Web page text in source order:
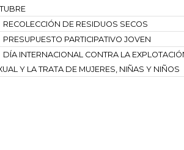
RECOLECCIÓN DE RESIDUOS SECOS
PRESUPUESTO PARTICIPATIVO JOVEN
DÍA INTERNACIONAL CONTRA LA
Y LA TRATA DE MUJERES, NIÑAS Y NIÑOS